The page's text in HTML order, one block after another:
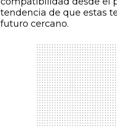
tendencia de que estas
futuro cercano.